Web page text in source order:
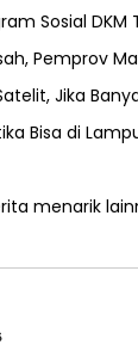
Sosial DKM
Pemprov
Jika
Bisa di
menarik